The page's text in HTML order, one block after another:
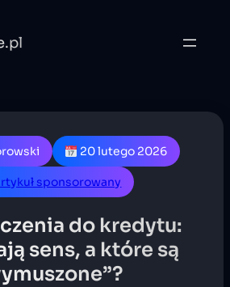
20 lutego 2026
sponsorowany
do kredytu:
sens, a które są